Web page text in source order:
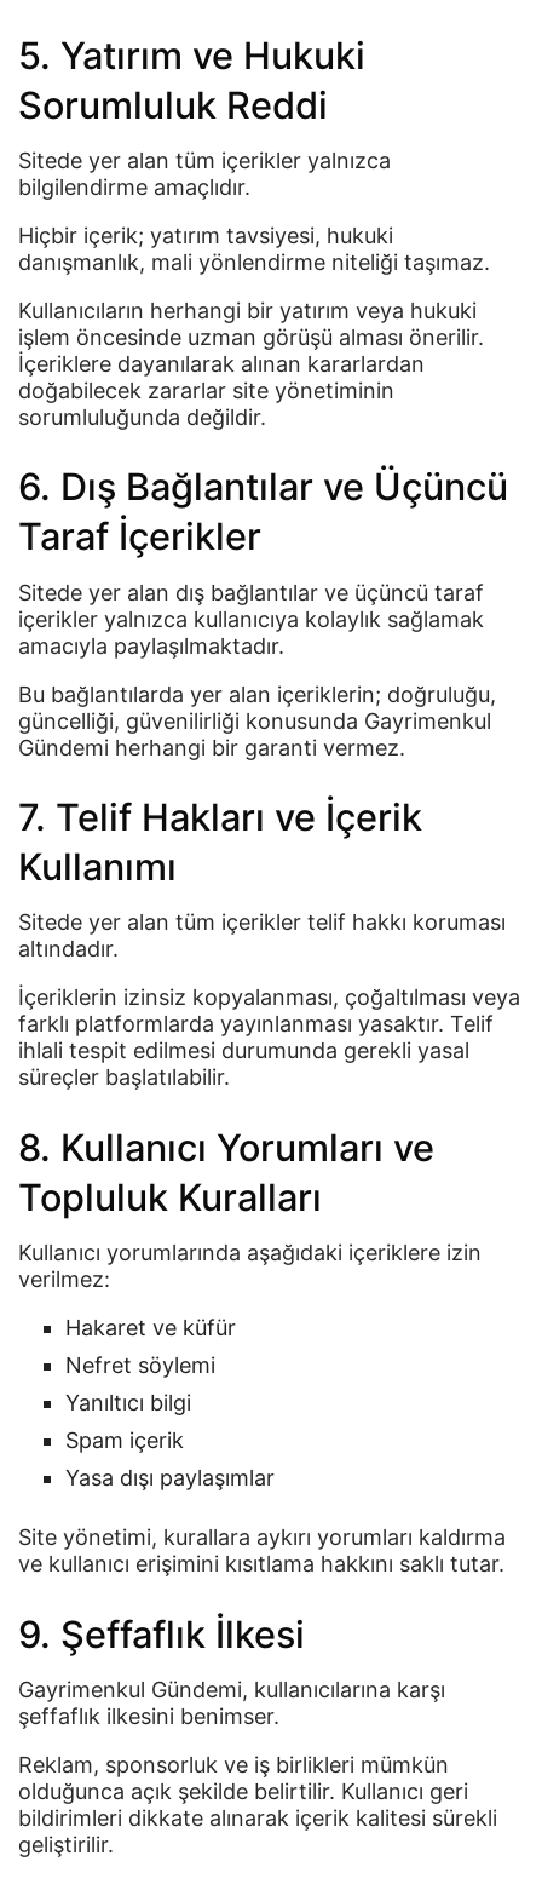
5. Yatırım ve Hukuki
Sorumluluk Reddi
Sitede yer alan tüm içerikler yalnızca
bilgilendirme amaçlıdır.
Hiçbir içerik; yatırım tavsiyesi, hukuki
danışmanlık, mali yönlendirme niteliği taşımaz.
Kullanıcıların herhangi bir yatırım veya hukuki
işlem öncesinde uzman görüşü alması önerilir.
İçeriklere dayanılarak alınan kararlardan
doğabilecek zararlar site yönetiminin
sorumluluğunda değildir.
6. Dış Bağlantılar ve Üçüncü
Taraf İçerikler
Sitede yer alan dış bağlantılar ve üçüncü taraf
içerikler yalnızca kullanıcıya kolaylık sağlamak
amacıyla paylaşılmaktadır.
Bu bağlantılarda yer alan içeriklerin; doğruluğu,
güncelliği, güvenilirliği konusunda Gayrimenkul
Gündemi herhangi bir garanti vermez.
7. Telif Hakları ve İçerik
Kullanımı
Sitede yer alan tüm içerikler telif hakkı koruması
altındadır.
İçeriklerin izinsiz kopyalanması, çoğaltılması veya
farklı platformlarda yayınlanması yasaktır. Telif
ihlali tespit edilmesi durumunda gerekli yasal
süreçler başlatılabilir.
8. Kullanıcı Yorumları ve
Topluluk Kuralları
Kullanıcı yorumlarında aşağıdaki içeriklere izin
verilmez:
Hakaret ve küfür
Nefret söylemi
Yanıltıcı bilgi
Spam içerik
Yasa dışı paylaşımlar
Site yönetimi, kurallara aykırı yorumları kaldırma
ve kullanıcı erişimini kısıtlama hakkını saklı tutar.
9. Şeffaflık İlkesi
Gayrimenkul Gündemi, kullanıcılarına karşı
şeffaflık ilkesini benimser.
Reklam, sponsorluk ve iş birlikleri mümkün
olduğunca açık şekilde belirtilir. Kullanıcı geri
bildirimleri dikkate alınarak içerik kalitesi sürekli
geliştirilir.